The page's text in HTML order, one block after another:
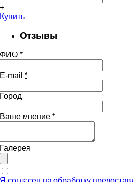
+
Купить
Отзывы
ФИО *
E-mail *
Город
Ваше мнение *
Галерея
Я согласен на обработку